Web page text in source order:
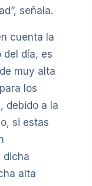
señala.
cuenta la
del día, es
muy alta
los
debido a la
si estas
dicha
alta